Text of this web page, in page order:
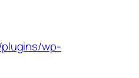
wp-